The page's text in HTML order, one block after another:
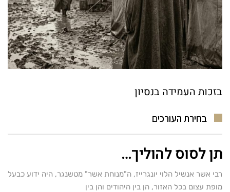
בזכות העמידה בנסיון
בחירת העורכים
תן לסוס להוליך…
רבי אשר אנשיל הלוי יונגרייז, ה"מנוחת אשר" מטשנגר, היה ידוע כבעל
מופת עצום בכל האזור, הן בין היהודים והן בין